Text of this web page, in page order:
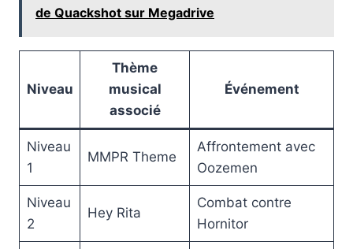
de Quackshot sur Megadrive
Niveau
Thème
musical
associé
Événement
Niveau
1
MMPR Theme
Affrontement avec
Oozemen
Niveau
2
Hey Rita
Combat contre
Hornitor